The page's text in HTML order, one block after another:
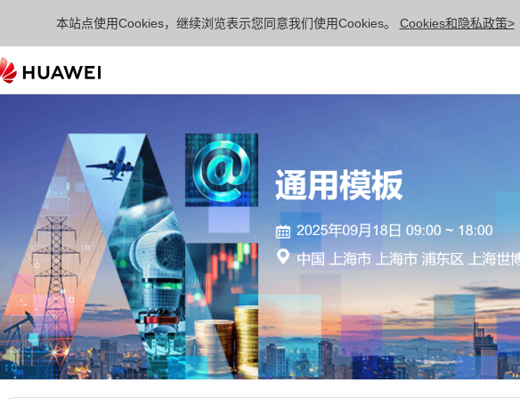
本站点使用Cookies，继续浏览表示您同意我们使用Cookies。 Cookies和隐私政策>